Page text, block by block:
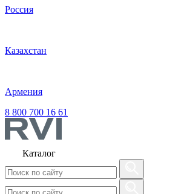
Россия
Казахстан
Армения
8 800 700 16 61
Каталог